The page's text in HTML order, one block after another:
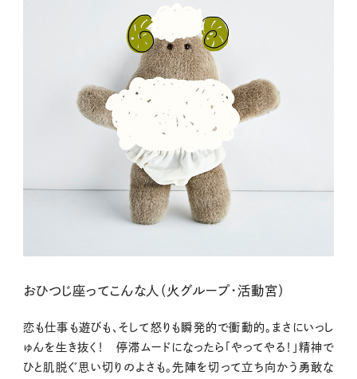
おひつじ座ってこんな人（火グループ・活動宮）
恋も仕事も遊びも、そして怒りも瞬発的で衝動的。まさにいっし
ゅんを生き抜く！ 停滞ムードになったら「やってやる！」精神で
ひと肌脱ぐ思い切りのよさも。先陣を切って立ち向かう勇敢な